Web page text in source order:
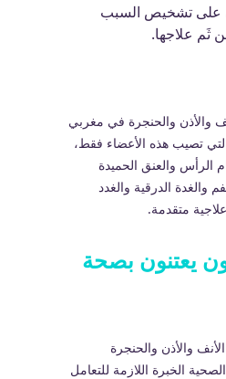
على تشخيص السبب
ثَم علاجها.
والأذن والحنجرة في مغربي
تصيب هذه الأعضاء فقط،
الرأس والعنق الحميدة
والغدة الدرقية والغدد
متقدمة.
يعتنون بصحة
والأذن والحنجرة
الخبرة اللازمة للتعامل